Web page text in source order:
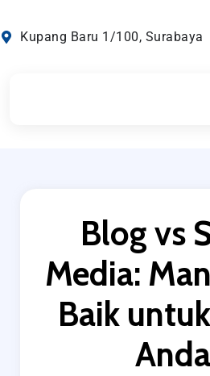
ke
Kupang Baru 1/100, Surabaya
Blog vs
Media:
Baik